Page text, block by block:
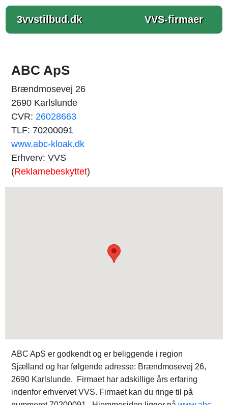
3vvstilbud.dk VVS-firmaer
ABC ApS
Brændmosevej 26
2690 Karlslunde
CVR: 26028663
TLF: 70200091
www.abc-kloak.dk
Erhverv: VVS
(Reklamebeskyttet)
ABC ApS er godkendt og er beliggende i region
Sjælland og har følgende adresse: Brændmosevej 26,
2690 Karlslunde. Firmaet har adskillige års erfaring
indenfor erhvervet VVS. Firmaet kan du ringe til på